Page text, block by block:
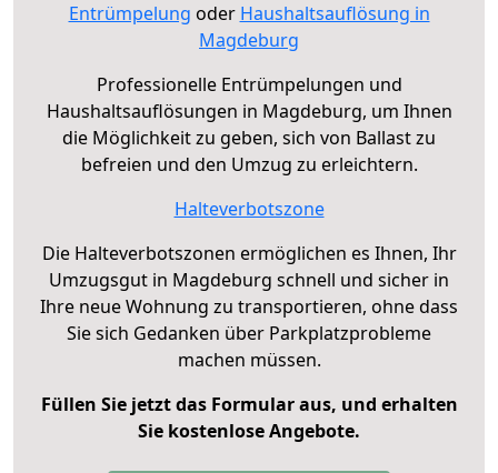
Entrümpelung oder Haushaltsauflösung in
Magdeburg
Professionelle Entrümpelungen und
Haushaltsauflösungen in Magdeburg, um Ihnen
die Möglichkeit zu geben, sich von Ballast zu
befreien und den Umzug zu erleichtern.
Halteverbotszone
Die Halteverbotszonen ermöglichen es Ihnen, Ihr
Umzugsgut in Magdeburg schnell und sicher in
Ihre neue Wohnung zu transportieren, ohne dass
Sie sich Gedanken über Parkplatzprobleme
machen müssen.
Füllen Sie jetzt das Formular aus, und erhalten
Sie kostenlose Angebote.